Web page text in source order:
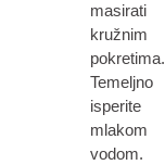
masirati
kružnim
pokretima.
Temeljno
isperite
mlakom
vodom.